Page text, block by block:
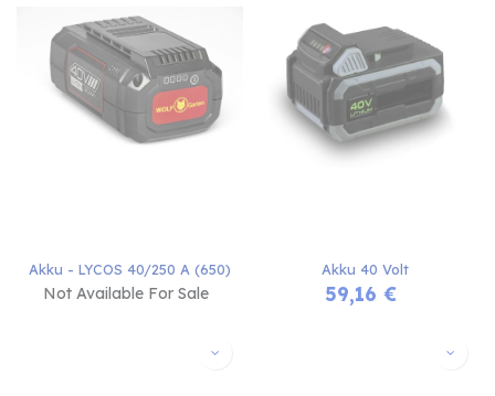
Akku - LYCOS 40/250 A (650)
Not Available For Sale
Akku 40 Volt
59,16 €